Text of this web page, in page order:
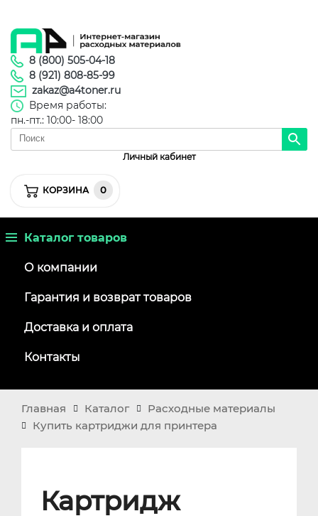
8 (800) 505-04-18
8 (921) 808-85-99
zakaz@a4toner.ru
Время работы:
пн.-пт.: 10:00- 18:00
Личный кабинет
КОРЗИНА 0
Каталог товаров
О компании
Гарантия и возврат товаров
Доставка и оплата
Контакты
Главная Каталог
Расходные материалы
Купить картриджи для принтера
Картридж